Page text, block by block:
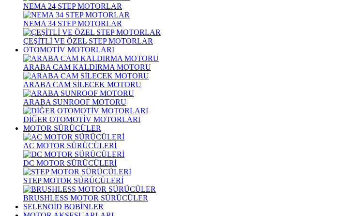
NEMA 24 STEP MOTORLAR
NEMA 34 STEP MOTORLAR
ÇEŞİTLİ VE ÖZEL STEP MOTORLAR
OTOMOTİV MOTORLARI
ARABA CAM KALDIRMA MOTORU
ARABA CAM SİLECEK MOTORU
ARABA SUNROOF MOTORU
DİĞER OTOMOTİV MOTORLARI
MOTOR SÜRÜCÜLER
AC MOTOR SÜRÜCÜLERİ
DC MOTOR SÜRÜCÜLERİ
STEP MOTOR SÜRÜCÜLERİ
BRUSHLESS MOTOR SÜRÜCÜLER
SELENOİD BOBİNLER